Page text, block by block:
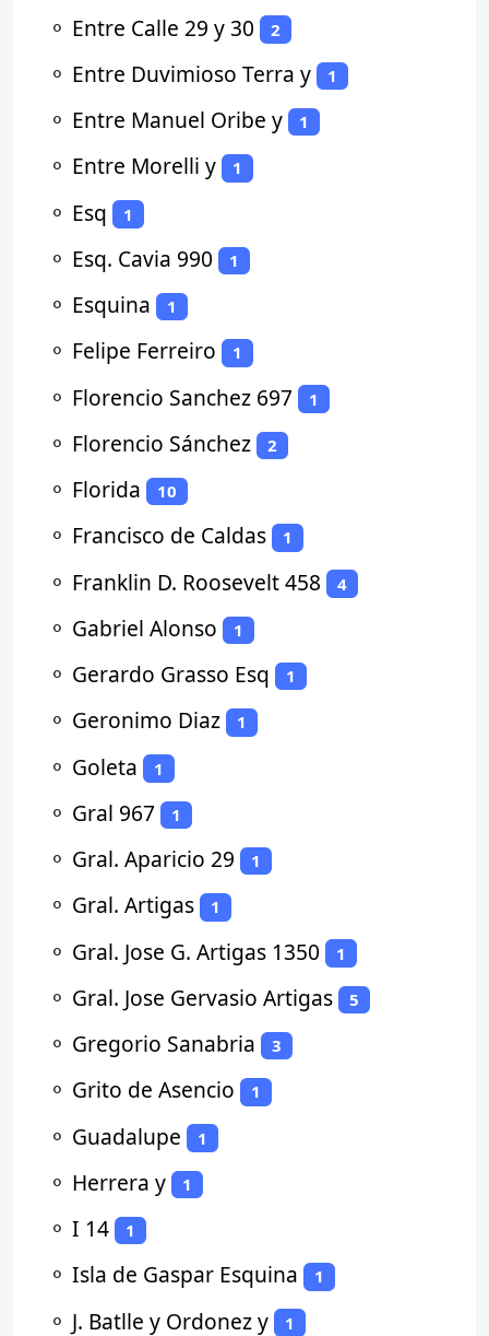
⚬ Entre Calle 29 y 30 2
⚬ Entre Duvimioso Terra y 1
⚬ Entre Manuel Oribe y 1
⚬ Entre Morelli y 1
⚬ Esq 1
⚬ Esq. Cavia 990 1
⚬ Esquina 1
⚬ Felipe Ferreiro 1
⚬ Florencio Sanchez 697 1
⚬ Florencio Sánchez 2
⚬ Florida 10
⚬ Francisco de Caldas 1
⚬ Franklin D. Roosevelt 458 4
⚬ Gabriel Alonso 1
⚬ Gerardo Grasso Esq 1
⚬ Geronimo Diaz 1
⚬ Goleta 1
⚬ Gral 967 1
⚬ Gral. Aparicio 29 1
⚬ Gral. Artigas 1
⚬ Gral. Jose G. Artigas 1350 1
⚬ Gral. Jose Gervasio Artigas 5
⚬ Gregorio Sanabria 3
⚬ Grito de Asencio 1
⚬ Guadalupe 1
⚬ Herrera y 1
⚬ I 14 1
⚬ Isla de Gaspar Esquina 1
⚬ J. Batlle y Ordonez y 1